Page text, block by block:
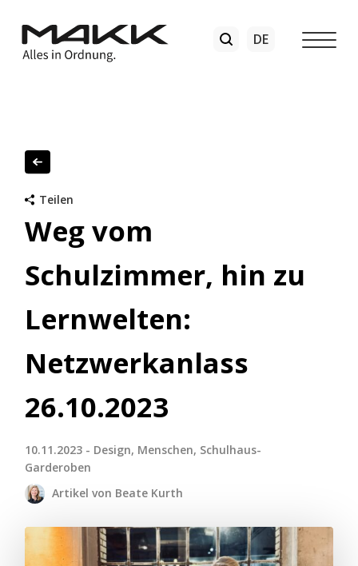
Teilen
Weg vom
Schulzimmer, hin zu
Lernwelten:
Netzwerkanlass
26.10.2023
10.11.2023 - Design, Menschen, Schulhaus-
Garderoben
Artikel von Beate Kurth